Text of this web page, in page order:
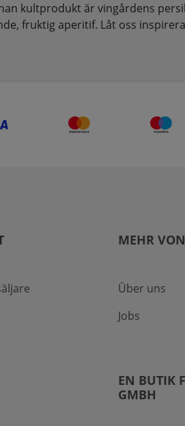
kultprodukt är vingårdens
fruktig aperitif. Låt oss
MEHR
Über uns
Jobs
EN BUTIK
GMBH